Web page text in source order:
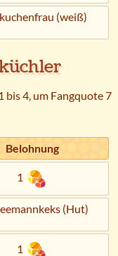
(weiß)
bis 4, um Fangquote 7
Belohnung
1
(Hut)
1